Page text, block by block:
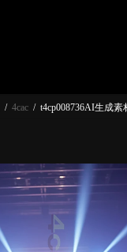
4cac t4cp008736AI生成素